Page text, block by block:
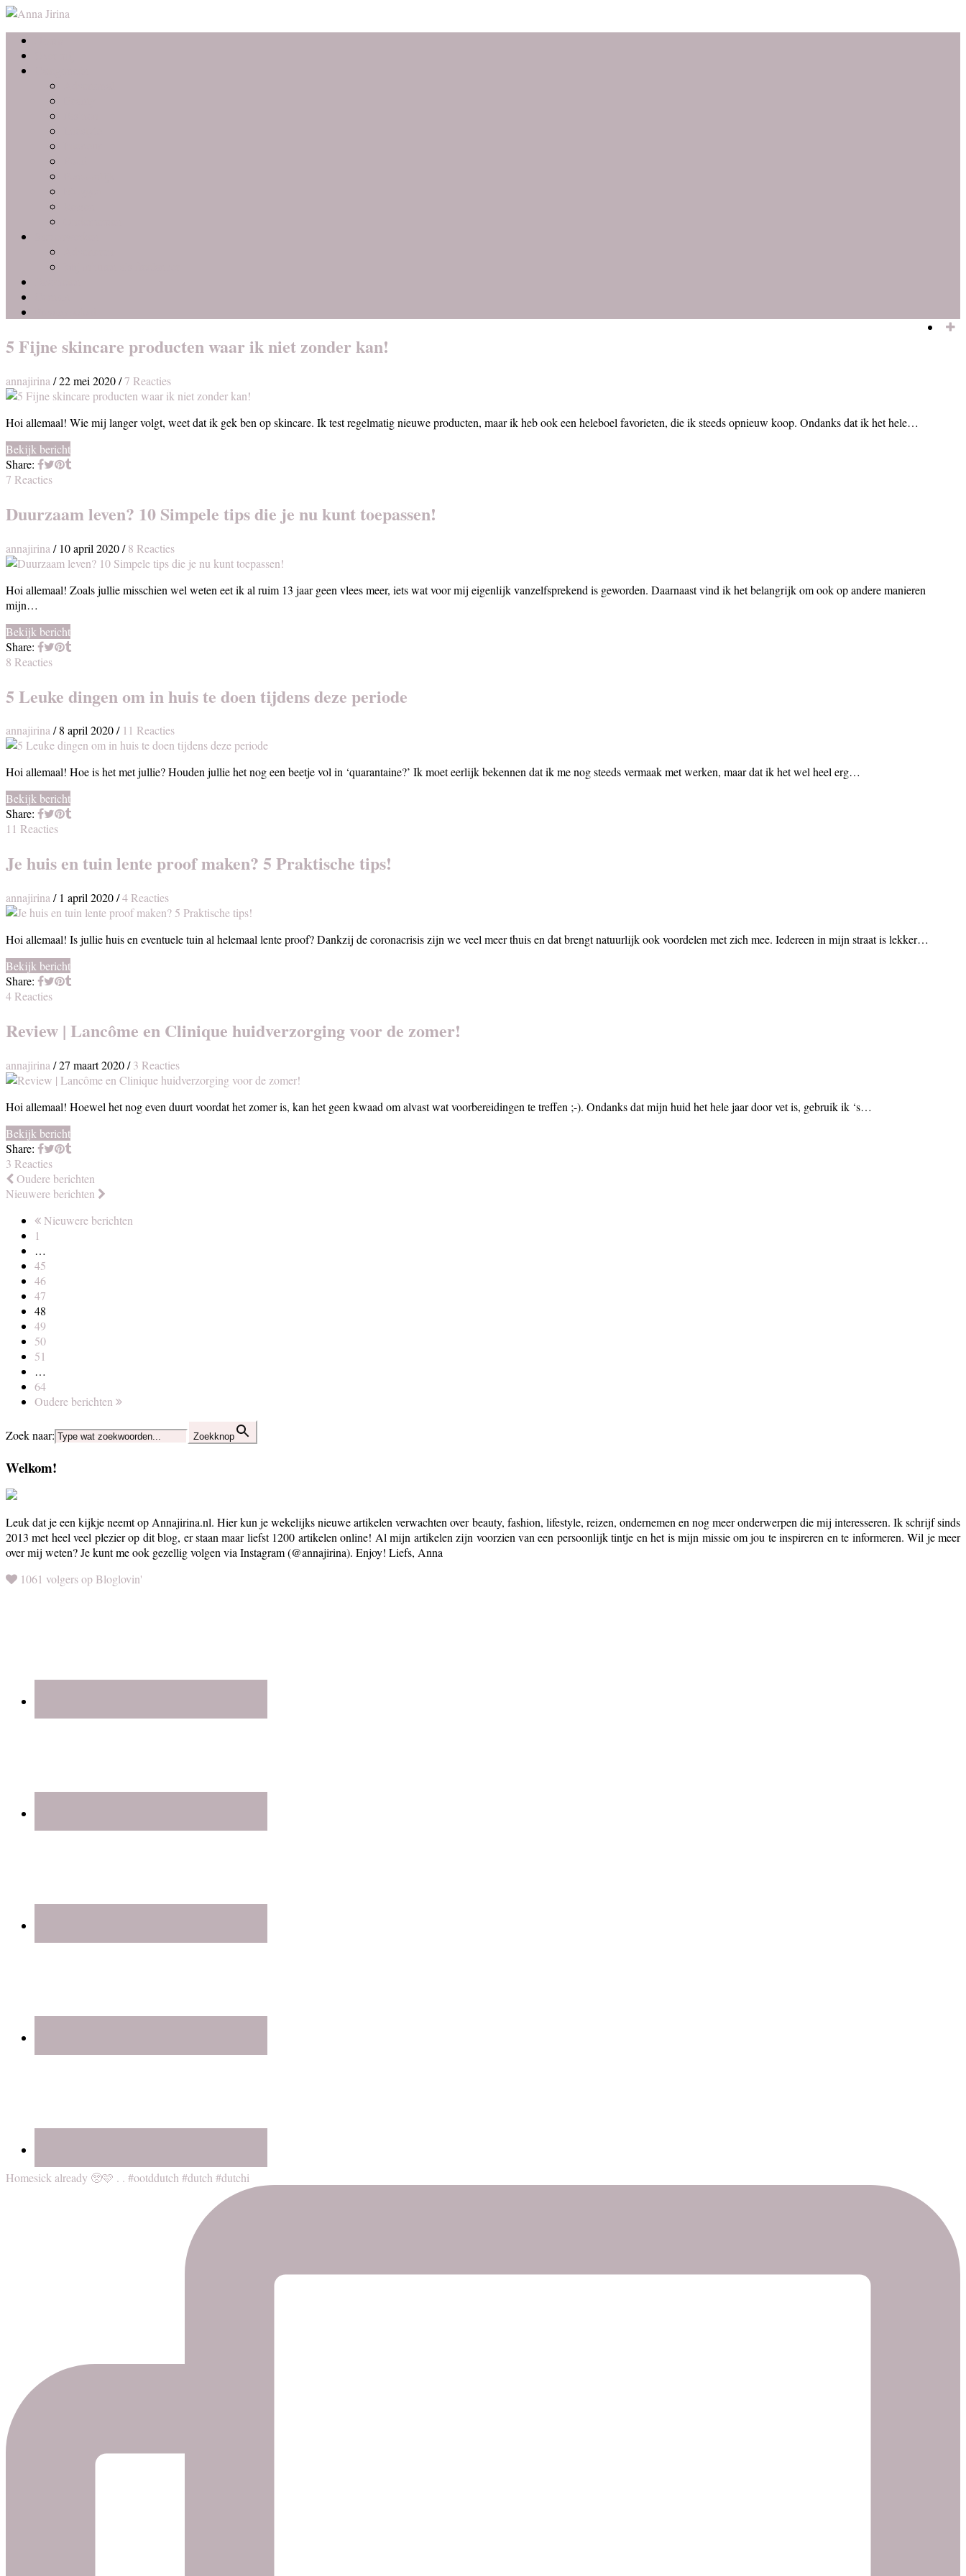
5 Fijne skincare producten waar ik niet zonder kan!
annajirina /22 mei 2020/7 Reacties
Hoi allemaal! Wie mij langer volgt, weet dat ik gek ben op skincare. Ik test regelmatig nieuwe producten, maar ik heb ook een heleboel favorieten, die ik steeds opnieuw koop. Ondanks dat ik het hele…
Bekijk bericht
Share:
7 Reacties
Duurzaam leven? 10 Simpele tips die je nu kunt toepassen!
annajirina / 10 april 2020/8 Reacties
Hoi allemaal! Zoals jullie misschien wel weten eet ik al ruim 13 jaar geen vlees meer, iets wat voor mij eigenlijk vanzelfsprekend is geworden. Daarnaast vind ik het belangrijk om ook op andere manieren
mijn…
Bekijk bericht
Share:
8 Reacties
5 Leuke dingen om in huis te doen tijdens deze periode
annajirina/8 april 2020/ 11 Reacties
Hoi allemaal! Hoe is het met jullie? Houden jullie het nog een beetje vol in ‘quarantaine?’ Ik moet eerlijk bekennen dat ik me nog steeds vermaak met werken, maar dat ik het wel heel erg…
Bekijk bericht
Share:
11 Reacties
Je huis en tuin lente proof maken? 5 Praktische tips!
annajirina/ 1 april 2020/4 Reacties
Hoi allemaal! Is jullie huis en eventuele tuin al helemaal lente proof? Dankzij de coronacrisis zijn we veel meer thuis en dat brengt natuurlijk ook voordelen met zich mee. Iedereen in mijn straat is lekker…
Bekijk bericht
Share:
4 Reacties
Review | Lancôme en Clinique huidverzorging voor de zomer!
annajirina /27 maart 2020/3 Reacties
Hoi allemaal! Hoewel het nog even duurt voordat het zomer is, kan het geen kwaad om alvast wat voorbereidingen te treffen ;-). Ondanks dat mijn huid het hele jaar door vet is, gebruik ik ‘s…
Bekijk bericht
Share:
3 Reacties
Oudere berichten
Nieuwere berichten
Nieuwere berichten
1
…
45
46
47
48
49
50
51
…
64
Oudere berichten
Zoek naar: Zoekknop
Welkom!
Leuk dat je een kijkje neemt op Annajirina.nl. Hier kun je wekelijks nieuwe artikelen verwachten over beauty, fashion, lifestyle, reizen, ondernemen en nog meer onderwerpen die mij interesseren. Ik schrijf sinds
2013 met heel veel plezier op dit blog, er staan maar liefst 1200 artikelen online! Al mijn artikelen zijn voorzien van een persoonlijk tintje en het is mijn missie om jou te inspireren en te informeren. Wil je meer
over mij weten? Je kunt me ook gezellig volgen via Instagram (@annajirina). Enjoy! Liefs, Anna
1061 volgers op Bloglovin'
Homesick already 🥺🩷 . . #ootddutch #dutch #dutchi